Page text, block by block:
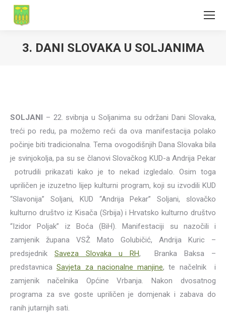
3. DANI SLOVAKA U SOLJANIMA
SOLJANI – 22. svibnja u Soljanima su održani Dani Slovaka,
treći po redu, pa možemo reći da ova manifestacija polako
počinje biti tradicionalna. Tema ovogodišnjih Dana Slovaka bila
je svinjokolja, pa su se članovi Slovačkog KUD-a Andrija Pekar
potrudili prikazati kako je to nekad izgledalo. Osim toga
upriličen je izuzetno lijep kulturni program, koji su izvodili KUD
“Slavonija” Soljani, KUD “Andrija Pekar” Soljani, slovačko
kulturno društvo iz Kisača (Srbija) i Hrvatsko kulturno društvo
“Izidor Poljak” iz Boća (BiH). Manifestaciji su nazočili i
zamjenik župana VSŽ Mato Golubičić, Andrija Kuric –
predsjednik Saveza Slovaka u RH, Branka Baksa –
predstavnicaSavjeta za nacionalne manjine, te načelnik i
zamjenik načelnika Općine Vrbanja. Nakon dvosatnog
programa za sve goste upriličen je domjenak i zabava do
ranih jutarnjih sati.